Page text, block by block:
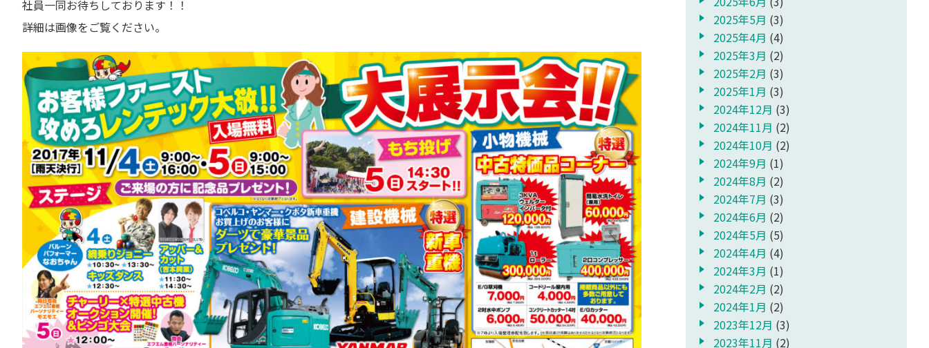
社員一同お待ちしております！！
詳細は画像をご覧ください。
2025年5月 (3)
2025年4月 (4)
2025年3月 (2)
2025年2月 (3)
2025年1月 (3)
2024年12月 (3)
2024年11月 (2)
2024年10月 (2)
2024年9月 (1)
2024年8月 (2)
2024年7月 (3)
2024年6月 (2)
2024年5月 (5)
2024年4月 (4)
2024年3月 (1)
2024年2月 (2)
2024年1月 (2)
2023年12月 (3)
2023年11月 (2)